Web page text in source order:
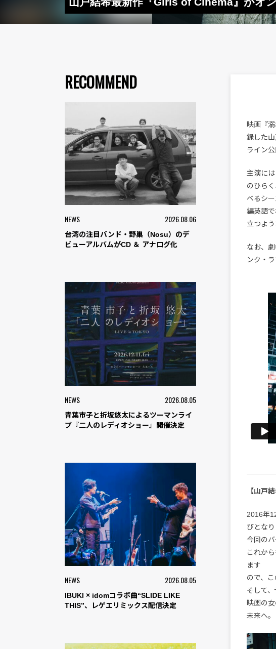
RECOMMEND
NEWS 2026.08.06
台湾の注目バンド・野巢（Nosu）のデ
ビューアルバムがCD ＆ アナログ化
NEWS 2026.08.05
青葉市子と折坂悠太によるツーマンライ
ブ『二人のレディオショー』開催決定
NEWS 2026.08.05
IBUKI × idomコラボ曲“SLIDE LIKE
THIS”、レゲエリミックス配信決定
映画『
録した
ライン公
主演に
のひら
ベるシ
編英語
立つよ
なお、
ンク・
【山戸
2016年
びとなり
今回の
これか
ます
ので、
そして、
映画の
未来へ。